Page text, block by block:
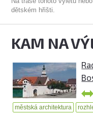
dětském hřišti.
KAM NA
městská architektura